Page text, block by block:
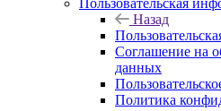
Пользовательская
Назад
Соглашение на
данных
Политика